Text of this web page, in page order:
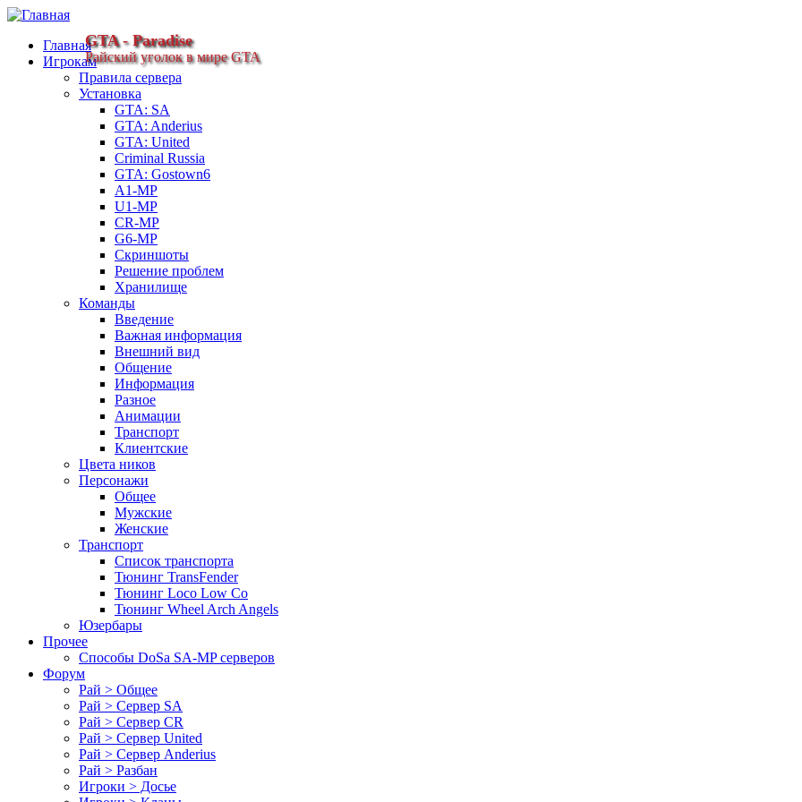
GTA - Paradise
Райский уголок в мире GTA
Главная
Игрокам
Правила сервера
Установка
GTA: SA
GTA: Anderius
GTA: United
Criminal Russia
GTA: Gostown6
A1-MP
U1-MP
CR-MP
G6-MP
Скриншоты
Решение проблем
Хранилище
Команды
Введение
Важная информация
Внешний вид
Общение
Информация
Разное
Анимации
Транспорт
Клиентские
Цвета ников
Персонажи
Общее
Мужские
Женские
Транспорт
Список транспорта
Тюнинг TransFender
Тюнинг Loco Low Co
Тюнинг Wheel Arch Angels
Юзербары
Прочее
Cпособы DoSа SA-MP серверов
Форум
Рай > Общее
Рай > Сервер SA
Рай > Сервер CR
Рай > Сервер United
Рай > Сервер Anderius
Рай > Разбан
Игроки > Досье